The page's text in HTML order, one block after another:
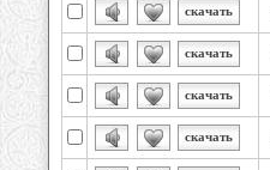
скачать
скачать
скачать
скачать